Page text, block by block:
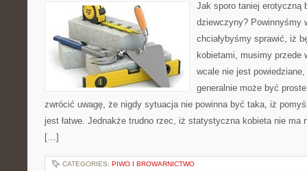
Jak sporo taniej erotyczną
dziewczyny? Powinnyśmy
chciałybyśmy sprawić, iż
kobietami, musimy
wcale nie jest
generalnie może być
zwrócić uwagę, że nigdy sytuacja nie powinna być taka, iż
jest łatwe. Jednakże trudno rzec, iż statystyczna kobieta nie ma
[…]
CATEGORIES: PIWO I BROWARNICTWO